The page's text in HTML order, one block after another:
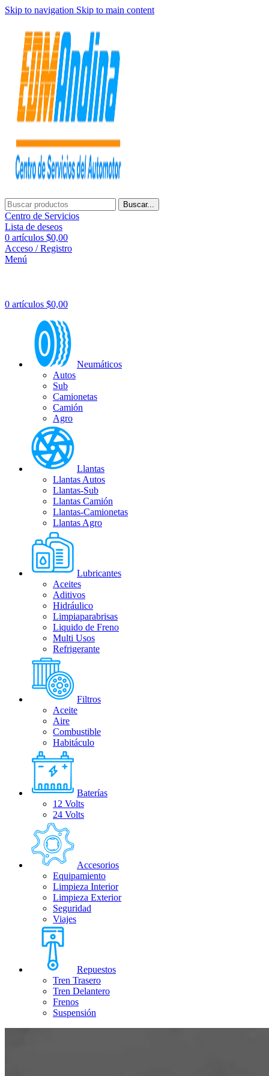
Skip to navigation Skip to main content
Buscar...
Centro de Servicios
Lista de deseos
0 artículos $0,00
Acceso / Registro
Menú
0 artículos $0,00
Neumáticos
Autos
Sub
Camionetas
Camión
Agro
Llantas
Llantas Autos
Llantas-Sub
Llantas Camión
Llantas-Camionetas
Llantas Agro
Lubricantes
Aceites
Aditivos
Hidráulico
Limpiaparabrisas
Liquido de Freno
Multi Usos
Refrigerante
Filtros
Aceite
Aire
Combustible
Habitáculo
Baterías
12 Volts
24 Volts
Accesorios
Equipamiento
Limpieza Interior
Limpieza Exterior
Seguridad
Viajes
Repuestos
Tren Trasero
Tren Delantero
Frenos
Suspensión